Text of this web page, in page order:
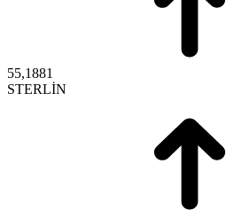
55,1881
STERLİN